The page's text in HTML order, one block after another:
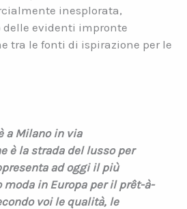
inesplorata,
evidenti impronte
tra le fonti di ispirazione per le
a Milano in via
è la strada del lusso per
ad oggi il più
in Europa per il prêt-à-
voi le qualità, le